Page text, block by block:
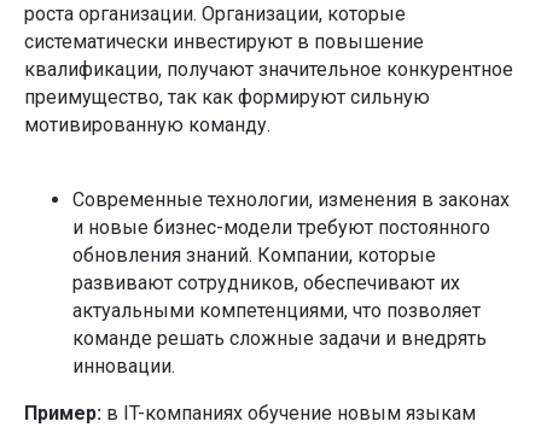
роста организации. Организации, которые
систематически инвестируют в повышение
квалификации, получают значительное конкурентное
преимущество, так как формируют сильную
мотивированную команду.
Современные технологии, изменения в законах
и новые бизнес-модели требуют постоянного
обновления знаний. Компании, которые
развивают сотрудников, обеспечивают их
актуальными компетенциями, что позволяет
команде решать сложные задачи и внедрять
инновации.
Пример: в IT-компаниях обучение новым языкам